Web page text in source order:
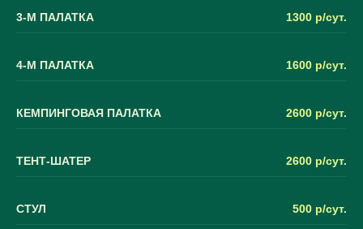
3-М ПАЛАТКА 1300 р/сут.
4-М ПАЛАТКА 1600 р/сут.
КЕМПИНГОВАЯ ПАЛАТКА 2600 р/сут.
ТЕНТ-ШАТЕР 2600 р/сут.
СТУЛ 500 р/сут.